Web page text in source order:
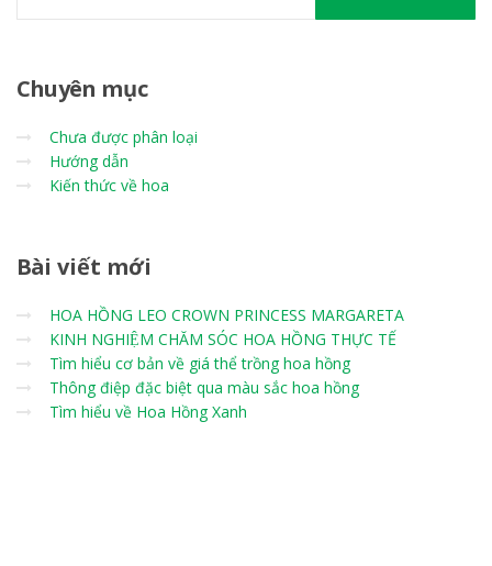
Chuyên mục
Chưa được phân loại
Hướng dẫn
Kiến thức về hoa
Bài viết mới
HOA HỒNG LEO CROWN PRINCESS MARGARETA
KINH NGHIỆM CHĂM SÓC HOA HỒNG THỰC TẾ
Tìm hiểu cơ bản về giá thể trồng hoa hồng
Thông điệp đặc biệt qua màu sắc hoa hồng
Tìm hiểu về Hoa Hồng Xanh